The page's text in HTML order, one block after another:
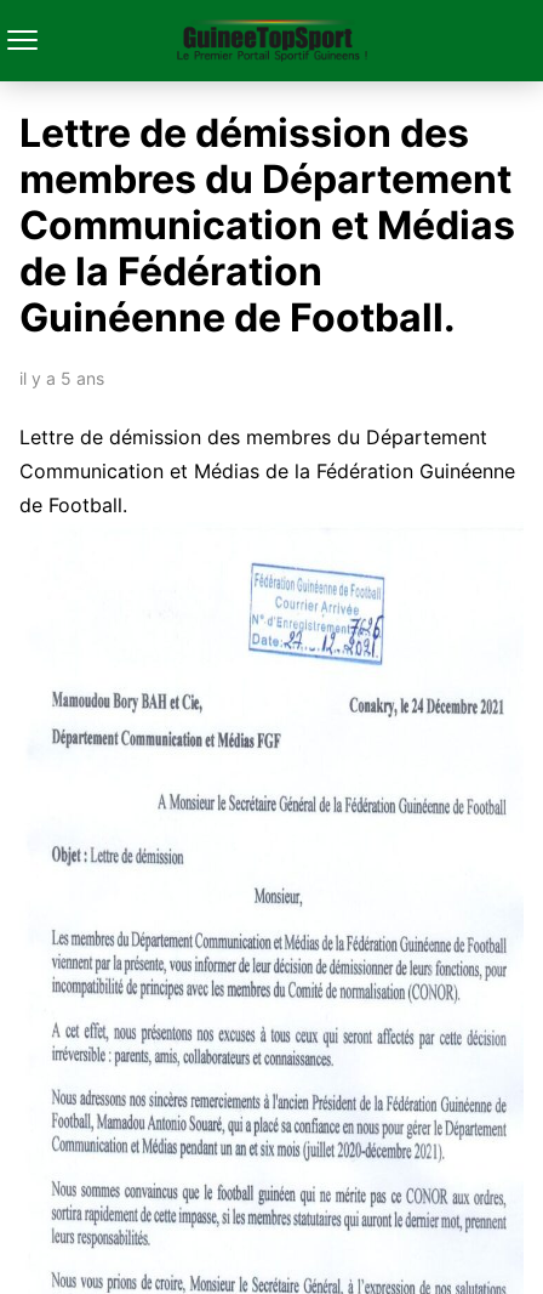
Lettre de démission des
membres du Département
Communication et Médias
de la Fédération
Guinéenne de Football.
il y a 5 ans
Lettre de démission des membres du Département
Communication et Médias de la Fédération Guinéenne
de Football.